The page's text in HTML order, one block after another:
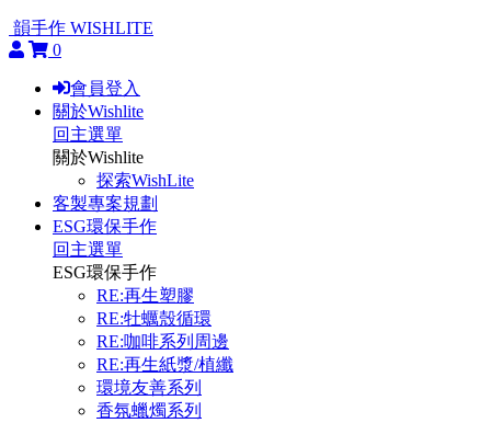
韻手作 WISHLITE
0
會員登入
關於Wishlite
回主選單
關於Wishlite
探索WishLite
客製專案規劃
ESG環保手作
回主選單
ESG環保手作
RE:再生塑膠
RE:牡蠣殼循環
RE:咖啡系列周邊
RE:再生紙漿/植纖
環境友善系列
香氛蠟燭系列